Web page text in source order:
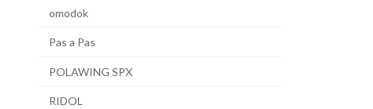
omodok
Pas a Pas
POLAWING SPX
RIDOL